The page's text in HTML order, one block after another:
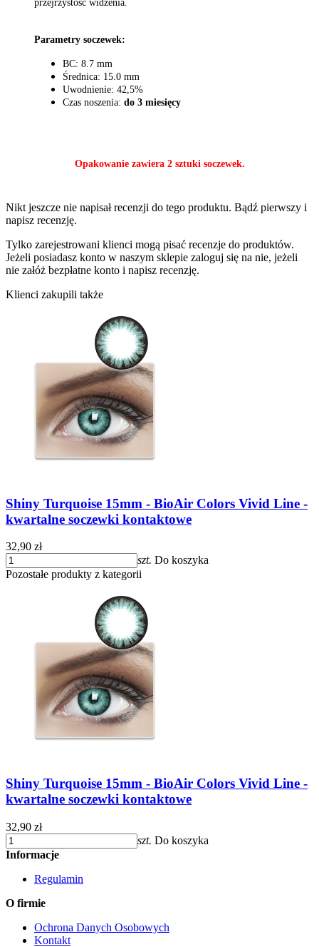
przejrzystość widzenia.
Parametry soczewek:
BC: 8.7 mm
Średnica: 15.0 mm
Uwodnienie: 42,5%
Czas noszenia: do 3 miesięcy
Opakowanie zawiera 2 sztuki soczewek.
Nikt jeszcze nie napisał recenzji do tego produktu. Bądź pierwszy i
napisz recenzję.
Tylko zarejestrowani klienci mogą pisać recenzje do produktów.
Jeżeli posiadasz konto w naszym sklepie zaloguj się na nie, jeżeli
nie załóż bezpłatne konto i napisz recenzję.
Klienci zakupili także
Shiny Turquoise 15mm - BioAir Colors Vivid Line -
kwartalne soczewki kontaktowe
32,90 zł
szt. Do koszyka
Pozostałe produkty z kategorii
Shiny Turquoise 15mm - BioAir Colors Vivid Line -
kwartalne soczewki kontaktowe
32,90 zł
szt. Do koszyka
Informacje
Regulamin
O firmie
Ochrona Danych Osobowych
Kontakt